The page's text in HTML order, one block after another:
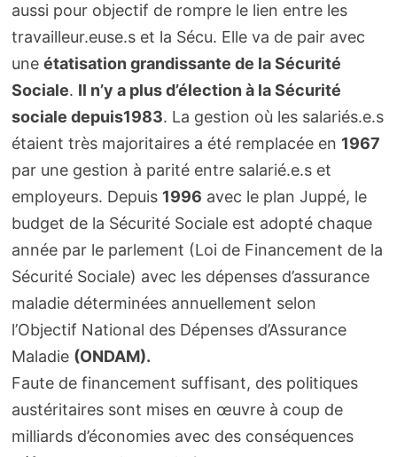
aussi pour objectif de rompre le lien entre les
travailleur.euse.s et la Sécu. Elle va de pair avec
une étatisation grandissante de la Sécurité
Sociale. Il n’y a plus d’élection à la Sécurité
sociale depuis1983. La gestion où les salariés.e.s
étaient très majoritaires a été remplacée en 1967
par une gestion à parité entre salarié.e.s et
employeurs. Depuis 1996 avec le plan Juppé, le
budget de la Sécurité Sociale est adopté chaque
année par le parlement (Loi de Financement de la
Sécurité Sociale) avec les dépenses d’assurance
maladie déterminées annuellement selon
l’Objectif National des Dépenses d’Assurance
Maladie (ONDAM).
Faute de financement suffisant, des politiques
austéritaires sont mises en œuvre à coup de
milliards d’économies avec des conséquences